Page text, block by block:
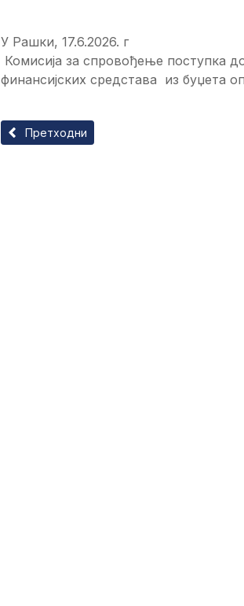
У Рашки, 17.6.2026. г
Комисија за спровођење поступка
финансијских средстава из буџета
Претходни чланак: ЈАВНИ ПОЗИВ
Претходни